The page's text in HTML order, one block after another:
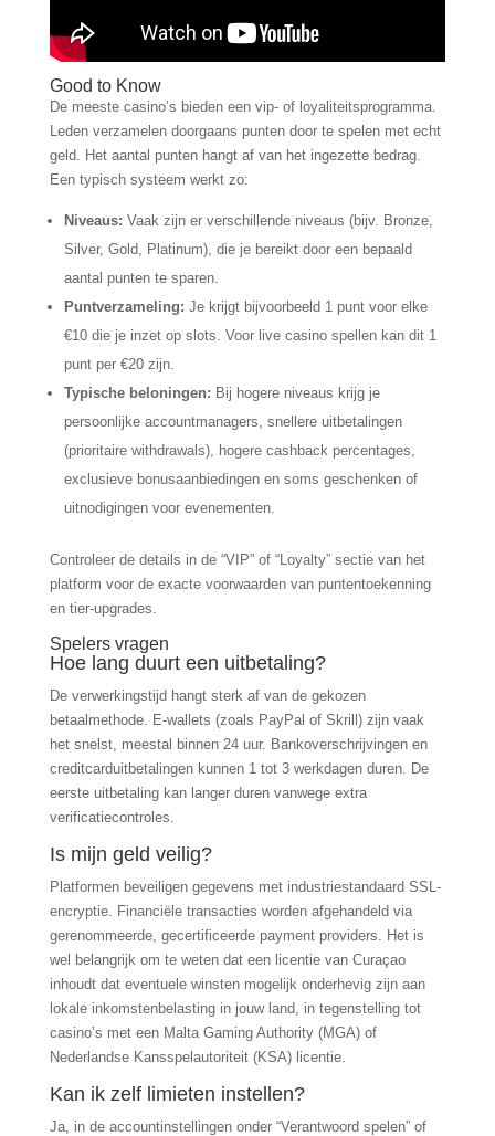
Good to Know
De meeste casino’s bieden een vip- of loyaliteitsprogramma.
Leden verzamelen doorgaans punten door te spelen met echt
geld. Het aantal punten hangt af van het ingezette bedrag.
Een typisch systeem werkt zo:
Niveaus: Vaak zijn er verschillende niveaus (bijv. Bronze,
Silver, Gold, Platinum), die je bereikt door een bepaald
aantal punten te sparen.
Puntverzameling: Je krijgt bijvoorbeeld 1 punt voor elke
€10 die je inzet op slots. Voor live casino spellen kan dit 1
punt per €20 zijn.
Typische beloningen: Bij hogere niveaus krijg je
persoonlijke accountmanagers, snellere uitbetalingen
(prioritaire withdrawals), hogere cashback percentages,
exclusieve bonusaanbiedingen en soms geschenken of
uitnodigingen voor evenementen.
Controleer de details in de “VIP” of “Loyalty” sectie van het
platform voor de exacte voorwaarden van puntentoekenning
en tier-upgrades.
Spelers vragen
Hoe lang duurt een uitbetaling?
De verwerkingstijd hangt sterk af van de gekozen
betaalmethode. E-wallets (zoals PayPal of Skrill) zijn vaak
het snelst, meestal binnen 24 uur. Bankoverschrijvingen en
creditcarduitbetalingen kunnen 1 tot 3 werkdagen duren. De
eerste uitbetaling kan langer duren vanwege extra
verificatiecontroles.
Is mijn geld veilig?
Platformen beveiligen gegevens met industriestandaard SSL-
encryptie. Financiële transacties worden afgehandeld via
gerenommeerde, gecertificeerde payment providers. Het is
wel belangrijk om te weten dat een licentie van Curaçao
inhoudt dat eventuele winsten mogelijk onderhevig zijn aan
lokale inkomstenbelasting in jouw land, in tegenstelling tot
casino’s met een Malta Gaming Authority (MGA) of
Nederlandse Kansspelautoriteit (KSA) licentie.
Kan ik zelf limieten instellen?
Ja, in de accountinstellingen onder “Verantwoord spelen” of